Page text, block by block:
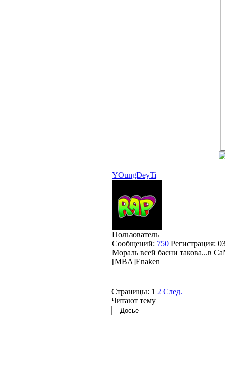
YOungDeyTi
Пользователь
Сообщений: 750 Регистрация:
Мораль всей басни такова...в
[MBA]Enaken
Страницы: 1 2 След.
Читают тему